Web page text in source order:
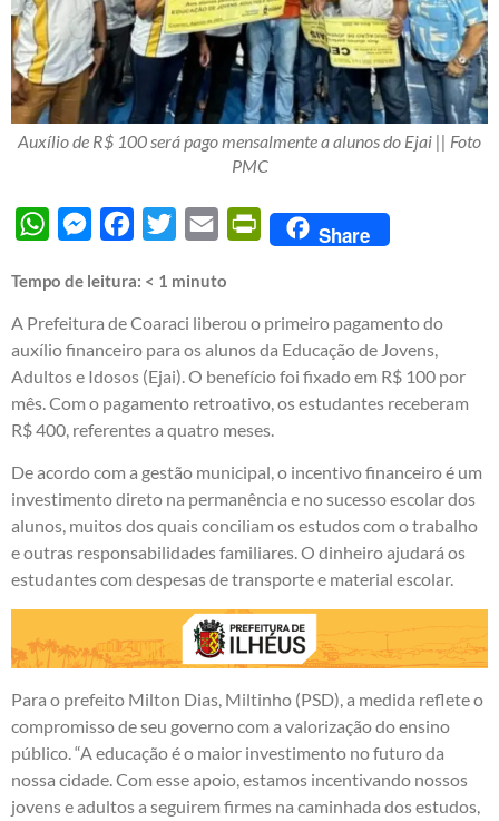
Auxílio de R$ 100 será pago mensalmente a alunos do Ejai || Foto
PMC
WhatsAppMessengerFacebook
Twitter Email PrintFriendly
Share
Tempo de leitura: < 1 minuto
A Prefeitura de Coaraci liberou o primeiro pagamento do
auxílio financeiro para os alunos da Educação de Jovens,
Adultos e Idosos (Ejai). O benefício foi fixado em R$ 100 por
mês. Com o pagamento retroativo, os estudantes receberam
R$ 400, referentes a quatro meses.
De acordo com a gestão municipal, o incentivo financeiro é um
investimento direto na permanência e no sucesso escolar dos
alunos, muitos dos quais conciliam os estudos com o trabalho
e outras responsabilidades familiares. O dinheiro ajudará os
estudantes com despesas de transporte e material escolar.
Para o prefeito Milton Dias, Miltinho (PSD), a medida reflete o
compromisso de seu governo com a valorização do ensino
público. “A educação é o maior investimento no futuro da
nossa cidade. Com esse apoio, estamos incentivando nossos
jovens e adultos a seguirem firmes na caminhada dos estudos,